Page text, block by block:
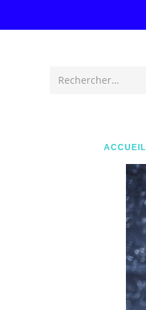
Rechercher…
ACCUEIL